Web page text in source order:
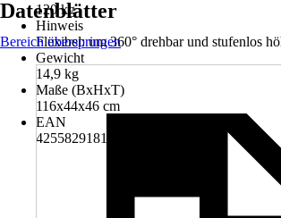
120 kg
Hinweis
Flexibel: um 360° drehbar und stufenlos
Gewicht
14,9 kg
Maße (BxHxT)
116x44x46 cm
EAN
4255829181454
Datenblätter
Bereich überspringen